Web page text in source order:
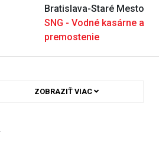
Bratislava-Staré Mesto
SNG - Vodné kasárne a
premostenie
ZOBRAZIŤ VIAC